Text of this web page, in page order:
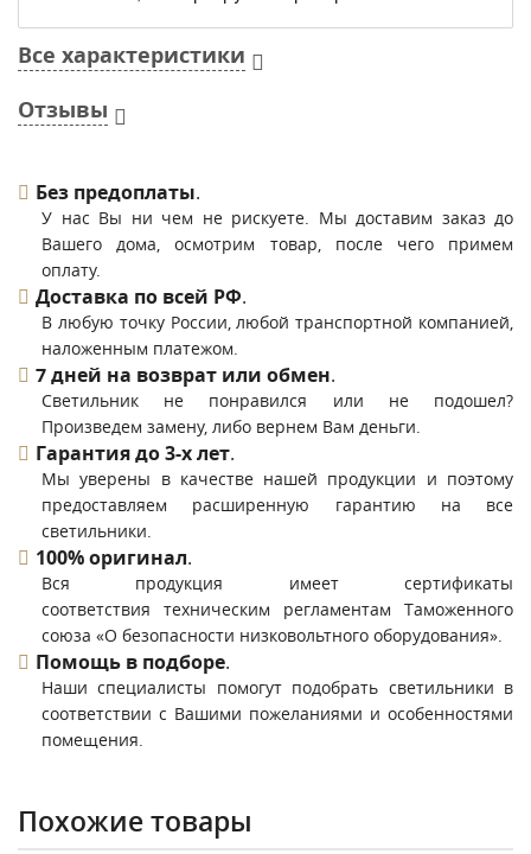
Все характеристики
Отзывы
Без предоплаты.
У нас Вы ни чем не рискуете. Мы доставим заказ до
Вашего дома, осмотрим товар, после чего примем
оплату.
Доставка по всей РФ.
В любую точку России, любой транспортной компанией,
наложенным платежом.
7 дней на возврат или обмен.
Светильник не понравился или не подошел?
Произведем замену, либо вернем Вам деньги.
Гарантия до 3-х лет.
Мы уверены в качестве нашей продукции и поэтому
предоставляем расширенную гарантию на все
светильники.
100% оригинал.
Вся продукция имеет сертификаты
соответствия техническим регламентам Таможенного
союза «О безопасности низковольтного оборудования».
Помощь в подборе.
Наши специалисты помогут подобрать светильники в
соответствии с Вашими пожеланиями и особенностями
помещения.
Похожие товары